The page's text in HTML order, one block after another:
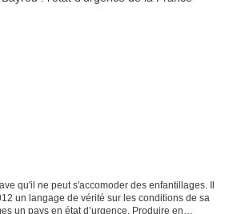
qu'il ne peut s'accomoder des enfantillages. Il
un langage de vérité sur les conditions de sa
un pays en état d’urgence. Produire en